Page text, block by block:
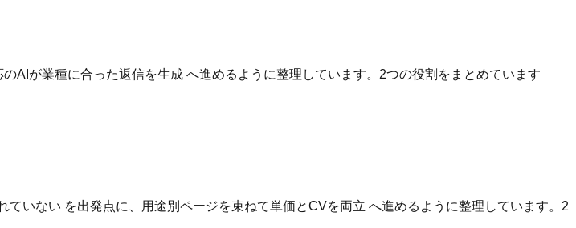
AIが業種に合った返信を生成 へ進めるように整理しています。2つの役割をまとめています
いない を出発点に、用途別ページを束ねて単価とCVを両立 へ進めるように整理しています。2